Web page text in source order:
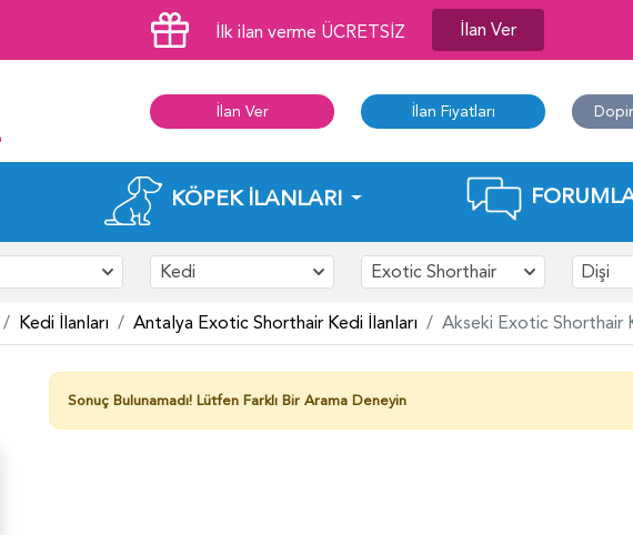
İlk ilan verme ÜCRETSİZ İlan Ver
İlan Ver İlan Fiyatları
KÖPEK İLANLARI
Kedi Exotic Shorthair Dişi
Kedi İlanları Antalya Exotic Shorthair Kedi İlanları Akseki Exotic Shorthair
Sonuç Bulunamadı! Lütfen Farklı Bir Arama Deneyin